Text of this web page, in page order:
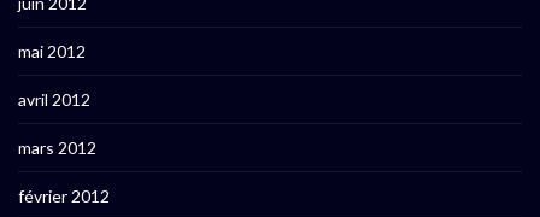
mai 2012
avril 2012
mars 2012
février 2012